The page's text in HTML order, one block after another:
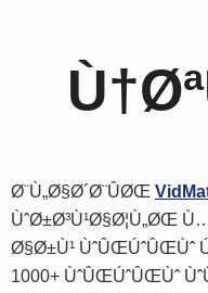
Ø¨Ù„Ø§Ø´Ø¨ÛØŒ
ÙˆØ±Ø³Ù¹Ø§Ø¦Ù„ØŒ
Ø§Ø±Ù¹ ÙˆÛŒÚˆÛŒÙˆ
1000+ ÙˆÛŒÚˆÛŒÙˆ